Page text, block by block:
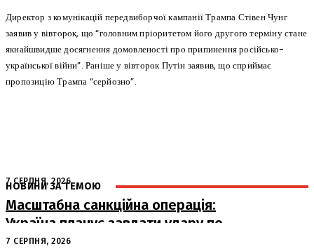
Директор з комунікацій передвиборчої кампанії Трампа Стівен Чунг
заявив у вівторок, що “головним пріоритетом його другого терміну стане
якнайшвидше досягнення домовленості про припинення російсько-
української війни”. Раніше у вівторок Путін заявив, що сприймає
пропозицію Трампа “серйозно”.
НОВИНИ ЗА ТЕМОЮ
7 СЕРПНЯ, 2026
Масштабна санкційна операція:
Україна планує завдати удару по
російському ВПК
7 СЕРПНЯ, 2026